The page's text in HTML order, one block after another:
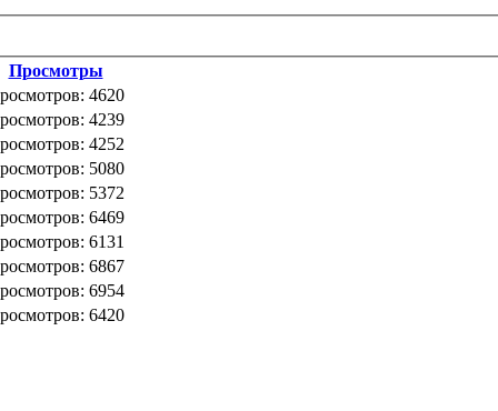
Просмотры
4620
4239
4252
5080
5372
6469
6131
6867
6954
6420